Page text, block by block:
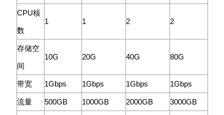
CPU核
数
1 1 2 2
存储空
间
10G 20G 40G 80G
带宽 1Gbps 1Gbps 1Gbps 1Gbps
流量 500GB 1000GB 2000GB 3000GB